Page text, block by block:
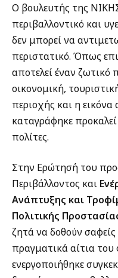
Ο βουλευτής της
περιβαλλοντικό και
δεν μπορεί να
περιστατικό. Όπως
αποτελεί έναν ζωτικό
οικονομική,
περιοχής και η
καταγράφηκε
πολίτες.
Στην Ερώτησή του
Περιβάλλοντος και
Ανάπτυξης και
Πολιτικής
ζητά να δοθούν
πραγματικά αίτια του
ενεργοποιήθηκε